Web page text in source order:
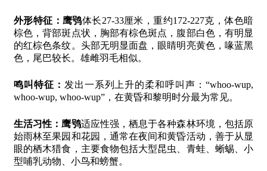
外形特征： 鹰鸮体长27-33厘米，重约172-227克，体色暗
棕色，背部斑点状，胸部有棕色斑点，腹部白色，有明显
的红棕色条纹。头部无明显面盘，眼睛明亮黄色，喙蓝黑
色，尾巴较长。雄雌羽毛相似。
鸣叫特征： 发出一系列上升的柔和呼叫声：“whoo-wup,
whoo-wup, whoo-wup”，在黄昏和黎明时分最为常见。
生活习性： 鹰鸮适应性强，栖息于各种森林环境，包括原
始雨林至果园和花园，通常在夜间和黄昏活动，善于从显
眼的栖木猎食，主要食物包括大型昆虫、青蛙、蜥蜴、小
型哺乳动物、小鸟和螃蟹。